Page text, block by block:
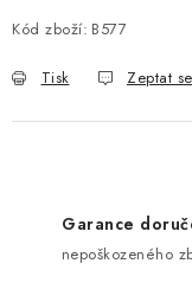
Kód zboží: B577
Tisk Zeptat se
Garance
nepoškozeného